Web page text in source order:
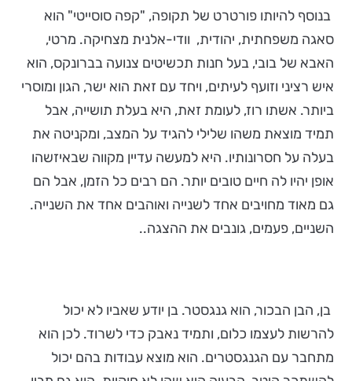
בנוסף להיותו פורטרט של תקופה, "קפה סוסייטי" הוא
סאגה משפחתית, יהודית, וודי-אלנית מצחיקה. מרטי,
האבא של בובי, בעל חנות תכשיטים צנועה בברונקס, הוא
איש רציני וזועף לעיתים, ויחד עם זאת הוא ישר, הגון ומוסרי
ביותר. אשתו רוז, לעומת זאת, היא בעלת תושייה, אבל
תמיד מוצאת משהו שלילי להגיד על המצב, ומקניטה את
בעלה על חסרונותיו. היא למעשה עדיין מקווה שבאיזשהו
אופן יהיו לה חיים טובים יותר. הם רבים כל הזמן, אבל הם
גם מאוד מחויבים אחד לשנייה ואוהבים אחד את השנייה.
השניים, פעמים, גונבים את ההצגה..
בן, הבן הבכור, הוא גנגסטר. בן יודע שאביו לא יכול
להרשות לעצמו כלום, ותמיד נאבק כדי לשרוד. לכן הוא
מתחבר עם הגנגסטרים. הוא מוצא עבודות בהם יכול